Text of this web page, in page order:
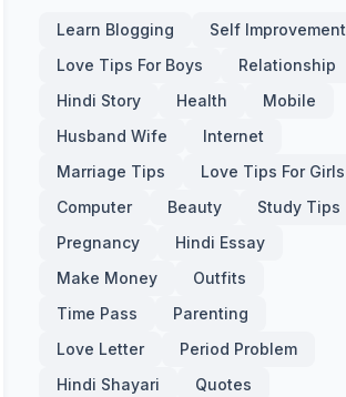
Learn Blogging
Self Improvement
Love Tips For Boys
Relationship
Hindi Story
Health
Mobile
Husband Wife
Internet
Marriage Tips
Love Tips For Girls
Computer
Beauty
Study Tips
Pregnancy
Hindi Essay
Make Money
Outfits
Time Pass
Parenting
Love Letter
Period Problem
Hindi Shayari
Quotes